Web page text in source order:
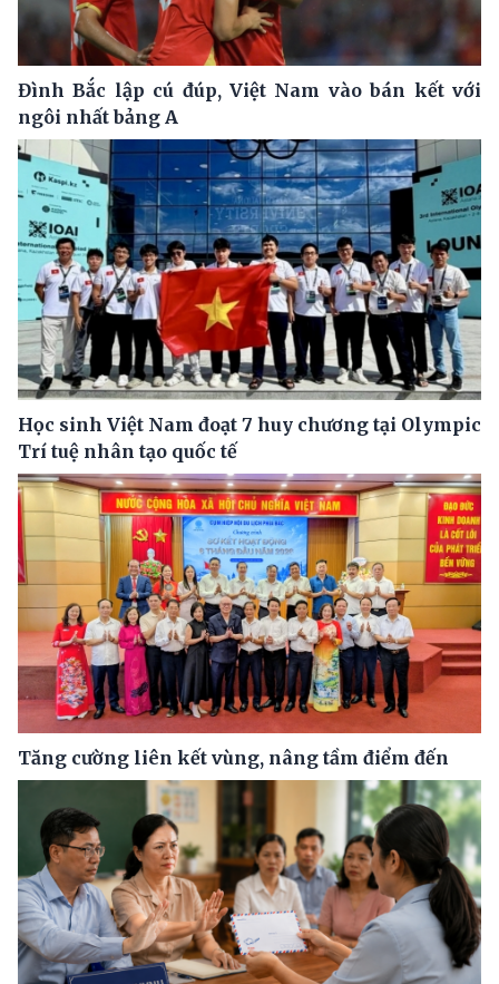
Đình Bắc lập cú đúp, Việt Nam vào bán kết với
ngôi nhất bảng A
Học sinh Việt Nam đoạt 7 huy chương tại Olympic
Trí tuệ nhân tạo quốc tế
Tăng cường liên kết vùng, nâng tầm điểm đến